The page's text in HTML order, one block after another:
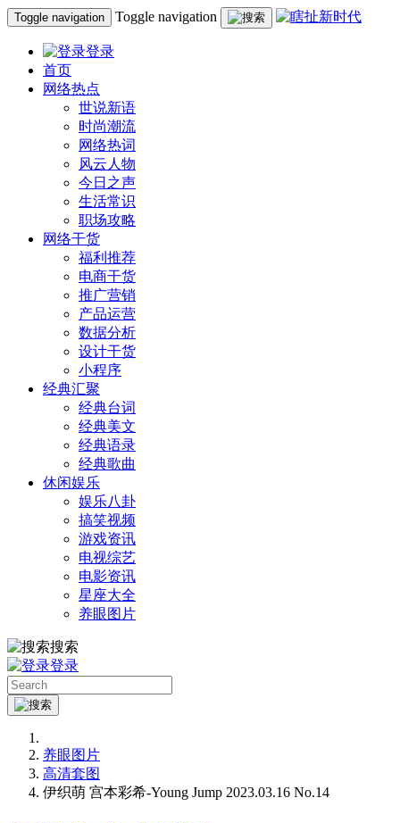
Toggle navigation Toggle navigation
登录
首页
网络热点
世说新语
时尚潮流
网络热词
风云人物
今日之声
生活常识
职场攻略
网络干货
福利推荐
电商干货
推广营销
产品运营
数据分析
设计干货
小程序
经典汇聚
经典台词
经典美文
经典语录
经典歌曲
休闲娱乐
娱乐八卦
搞笑视频
游戏资讯
电视综艺
电影资讯
星座大全
养眼图片
搜索
登录
养眼图片
高清套图
伊织萌 宫本彩希-Young Jump 2023.03.16 No.14